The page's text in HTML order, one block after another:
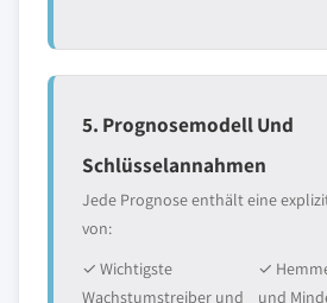
5. Prognosemodell Und
Schlüsselannahmen
Jede Prognose enthält eine
von:
✓ Wichtigste
Wachstumstreiber und
✓
und